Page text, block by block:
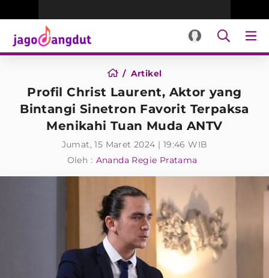
Artikel
Profil Christ Laurent, Aktor yang
Bintangi Sinetron Favorit Terpaksa
Menikahi Tuan Muda ANTV
Jumat, 15 Maret 2024 | 19:46 WIB
Oleh : Ananda Regie Pratama